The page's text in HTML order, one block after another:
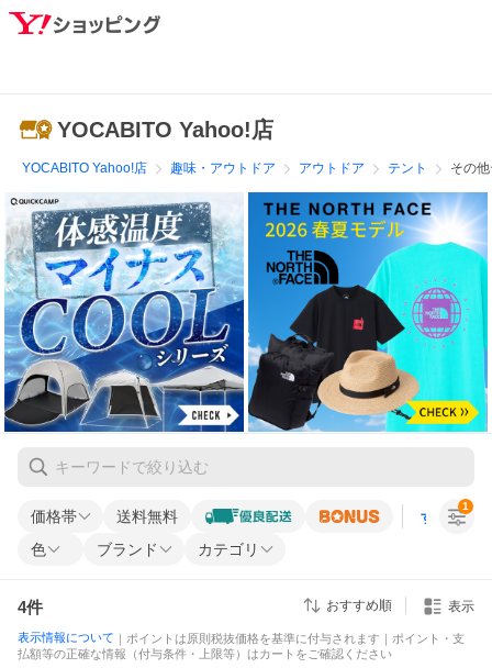
YOCABITO Yahoo!店
YOCABITO Yahoo!店 趣味・アウトドア アウトドア テント その
価格帯 送料無料 すべての条
色 ブランド カテゴリ
1
4件 おすすめ順 表示
表示情報について ｜ポイントは原則税抜価格を基準に付与されます｜ポイント・支
払額等の正確な情報（付与条件・上限等）はカートをご確認ください